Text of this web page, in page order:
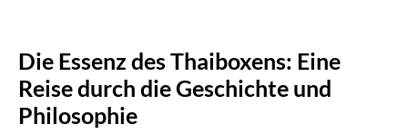
Die Essenz des Thaiboxens: Eine
Reise durch die Geschichte und
Philosophie